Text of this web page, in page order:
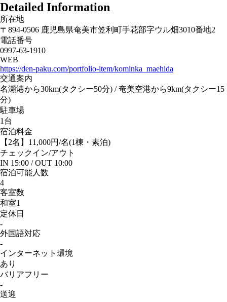
Detailed Information
所在地
〒894-0506 鹿児島県奄美市笠利町手花部字ウル畑3010番地2
電話番号
0997‐63‐1910
WEB
https://den-paku.com/portfolio-item/kominka_maehida
交通案内
名瀬港から30km(タクシー50分) / 奄美空港から9km(タクシー15
分)
駐車場
1台
宿泊料金
【2名】11,000円/名(1棟・素泊)
チェックイン/アウト
IN 15:00 / OUT 10:00
宿泊可能人数
4
客室数
和室1
定休日
-
外国語対応
-
インターネット 環境
あり
バリアフリー
-
送迎